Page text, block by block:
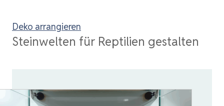
Deko arrangieren
Steinwelten für Reptilien gestalten